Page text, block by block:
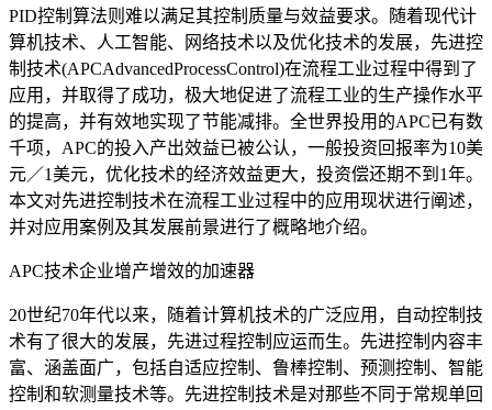
PID控制算法则难以满足其控制质量与效益要求。随着现代计
算机技术、人工智能、网络技术以及优化技术的发展，先进控
制技术(APCAdvancedProcessControl)在流程工业过程中得到了
应用，并取得了成功，极大地促进了流程工业的生产操作水平
的提高，并有效地实现了节能减排。全世界投用的APC已有数
千项，APC的投入产出效益已被公认，一般投资回报率为10美
元／1美元，优化技术的经济效益更大，投资偿还期不到1年。
本文对先进控制技术在流程工业过程中的应用现状进行阐述，
并对应用案例及其发展前景进行了概略地介绍。
APC技术企业增产增效的加速器
20世纪70年代以来，随着计算机技术的广泛应用，自动控制技
术有了很大的发展，先进过程控制应运而生。先进控制内容丰
富、涵盖面广，包括自适应控制、鲁棒控制、预测控制、智能
控制和软测量技术等。先进控制技术是对那些不同于常规单回